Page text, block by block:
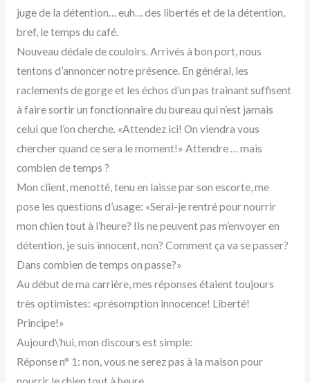
juge de la détention… euh… des libertés et de la détention,
bref, le temps du café.
Nouveau dédale de couloirs. Arrivés à bon port, nous
tentons d’annoncer notre présence. En général, les
raclements de gorge et les échos d’un pas trainant suffisent
à faire sortir un fonctionnaire du bureau qui n’est jamais
celui que l’on cherche. «Attendez ici! On viendra vous
chercher quand ce sera le moment!» Attendre … mais
combien de temps ?
Mon client, menotté, tenu en laisse par son escorte, me
pose les questions d’usage: «Serai-je rentré pour nourrir
mon chien tout à l’heure? Ils ne peuvent pas m’envoyer en
détention, je suis innocent, non? Comment ça va se passer?
Dans combien de temps on passe?»
Au début de ma carrière, mes réponses étaient toujours
très optimistes: «présomption innocence! Liberté!
Principe!»
Aujourd\’hui, mon discours est simple:
Réponse n° 1: non, vous ne serez pas à la maison pour